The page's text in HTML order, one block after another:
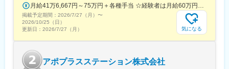
掲載予定期間： 2026/7/27（月） 〜
2026/10/25（日）
更新日： 2026/7/27（月） 気になる
アポプラスステーション株式会社